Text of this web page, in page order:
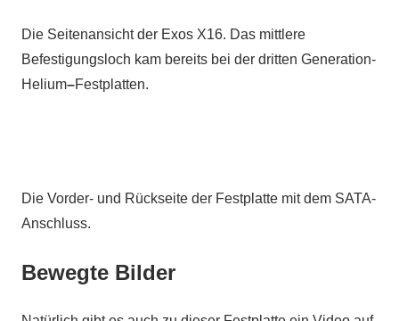
Die Seitenansicht der Exos X16. Das mittlere
Befestigungsloch kam bereits bei der dritten Generation-
Helium–Festplatten.
Die Vorder- und Rückseite der Festplatte mit dem SATA-
Anschluss.
Bewegte Bilder